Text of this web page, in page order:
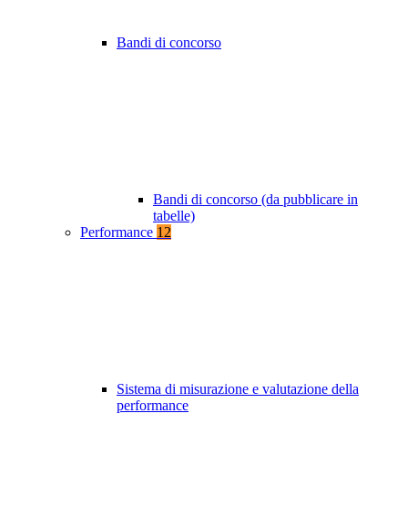
Bandi di concorso
Bandi di concorso (da pubblicare in
tabelle)
Performance 12
Sistema di misurazione e valutazione della
performance